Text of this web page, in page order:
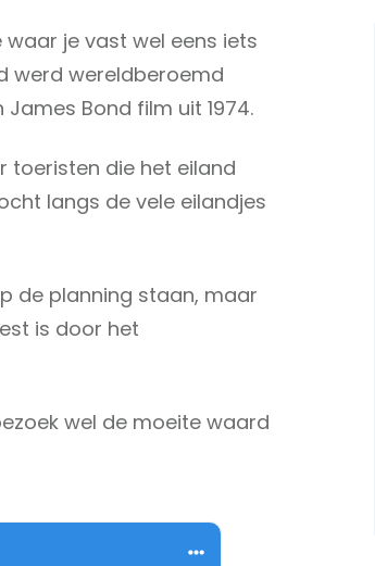
je vast wel eens iets
werd wereldberoemd
Bond film uit 1974.
toeristen die het eiland
langs de vele eilandjes
de planning staan, maar
is door het
wel de moeite waard